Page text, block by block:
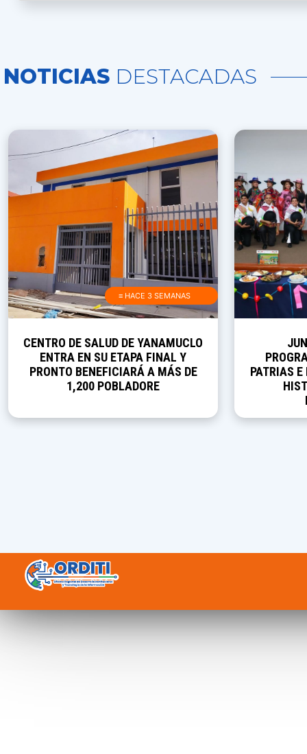
NOTICIAS DESTACADAS
≡ HACE 3 SEMANAS
CENTRO DE SALUD DE YANAMUCLO
ENTRA EN SU ETAPA FINAL Y
PRONTO BENEFICIARÁ A MÁS DE
1,200 POBLADORE
PATRIAS